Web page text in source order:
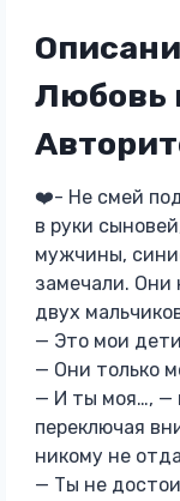
Любовь
❤️- Не смей
в руки
мужчины,
замечали. Они
двух
— Это мои
— Они только
— И ты моя…, —
переключая
никому не
— Ты не